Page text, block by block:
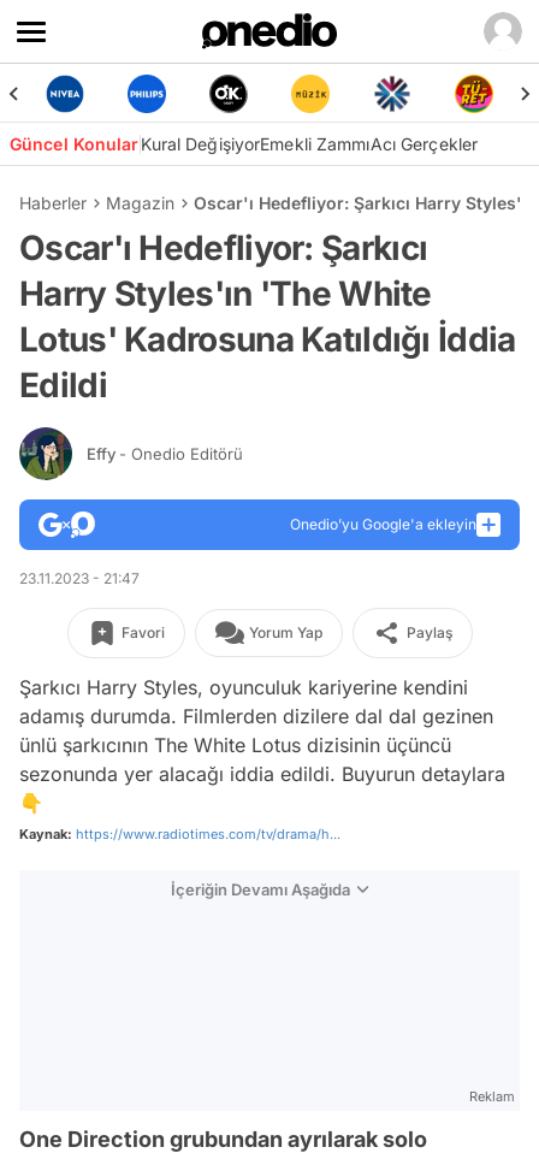
Güncel KonularKural DeğişiyorEmekli ZammıAcı Gerçekler
Haberler Magazin Oscar'ı Hedefliyor: Şarkıcı Harry
Oscar'ı Hedefliyor: Şarkıcı
Harry Styles'ın 'The White
Lotus' Kadrosuna Katıldığı İddia
Edildi
Effy - Onedio Editörü
Onedio’yu Google'a ekleyin
23.11.2023 - 21:47
Favori Yorum Yap Paylaş
Şarkıcı Harry Styles, oyunculuk kariyerine kendini
adamış durumda. Filmlerden dizilere dal dal gezinen
ünlü şarkıcının The White Lotus dizisinin üçüncü
sezonunda yer alacağı iddia edildi. Buyurun detaylara
👇
Kaynak: https://www.radiotimes.com/tv/drama/h...
İçeriğin Devamı Aşağıda
Reklam
One Direction grubundan ayrılarak solo